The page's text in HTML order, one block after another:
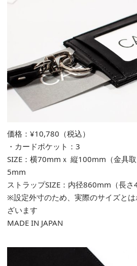
価格：¥10,780（税込）
・カードポケット：3
SIZE：横70mmｘ 縦100mm（金具
5mm
ストラップSIZE：内径860mm（長さ
※設定外寸のため、実際のサイズと
ざいます
MADE IN JAPAN